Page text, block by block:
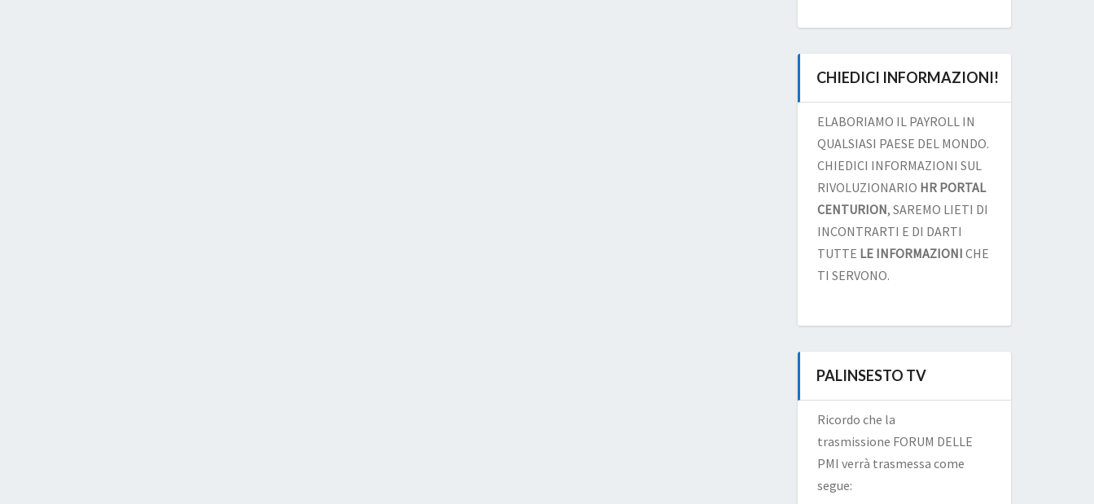
CHIEDICI INFORMAZIONI!
ELABORIAMO IL PAYROLL IN
QUALSIASI PAESE DEL MONDO.
CHIEDICI INFORMAZIONI SUL
RIVOLUZIONARIO HR PORTAL
CENTURION, SAREMO LIETI DI
INCONTRARTI E DI DARTI
TUTTE LE INFORMAZIONI CHE
TI SERVONO.
PALINSESTO TV
Ricordo che la
trasmissione FORUM DELLE
PMI verrà trasmessa come
segue: